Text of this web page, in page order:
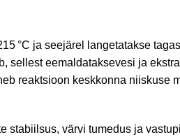
°C ja seejärel langetatakse
sellest eemaldataksevesi ja
reaktsioon keskkonna niiskuse
stabiilsus, värvi tumedus ja